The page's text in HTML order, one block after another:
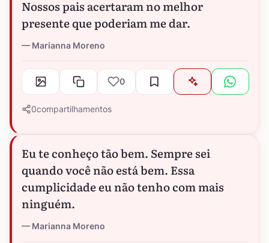
Nossos pais acertaram no melhor
presente que poderiam me dar.
Marianna Moreno
0
0compartilhamentos
Eu te conheço tão bem. Sempre sei
quando você não está bem. Essa
cumplicidade eu não tenho com mais
ninguém.
Marianna Moreno